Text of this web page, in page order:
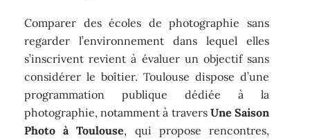
Comparer des écoles de photographie sans
regarder l’environnement dans lequel elles
s’inscrivent revient à évaluer un objectif sans
considérer le boîtier. Toulouse dispose d’une
programmation publique dédiée à la
photographie, notamment à travers Une Saison
Photo à Toulouse, qui propose rencontres,